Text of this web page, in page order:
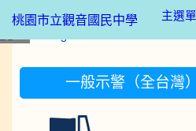
桃園市立觀音國民中學 主選單
一般示警（全台灣）